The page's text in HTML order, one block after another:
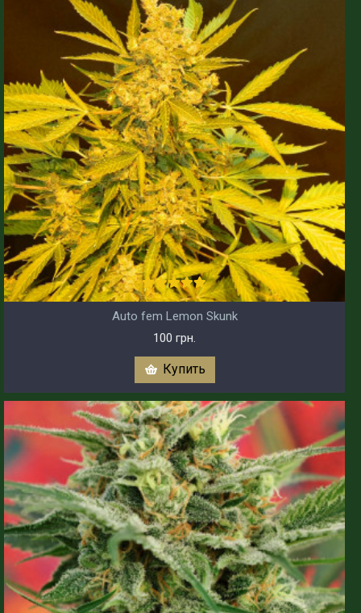
Auto fem Lemon Skunk
100 грн.
Купить